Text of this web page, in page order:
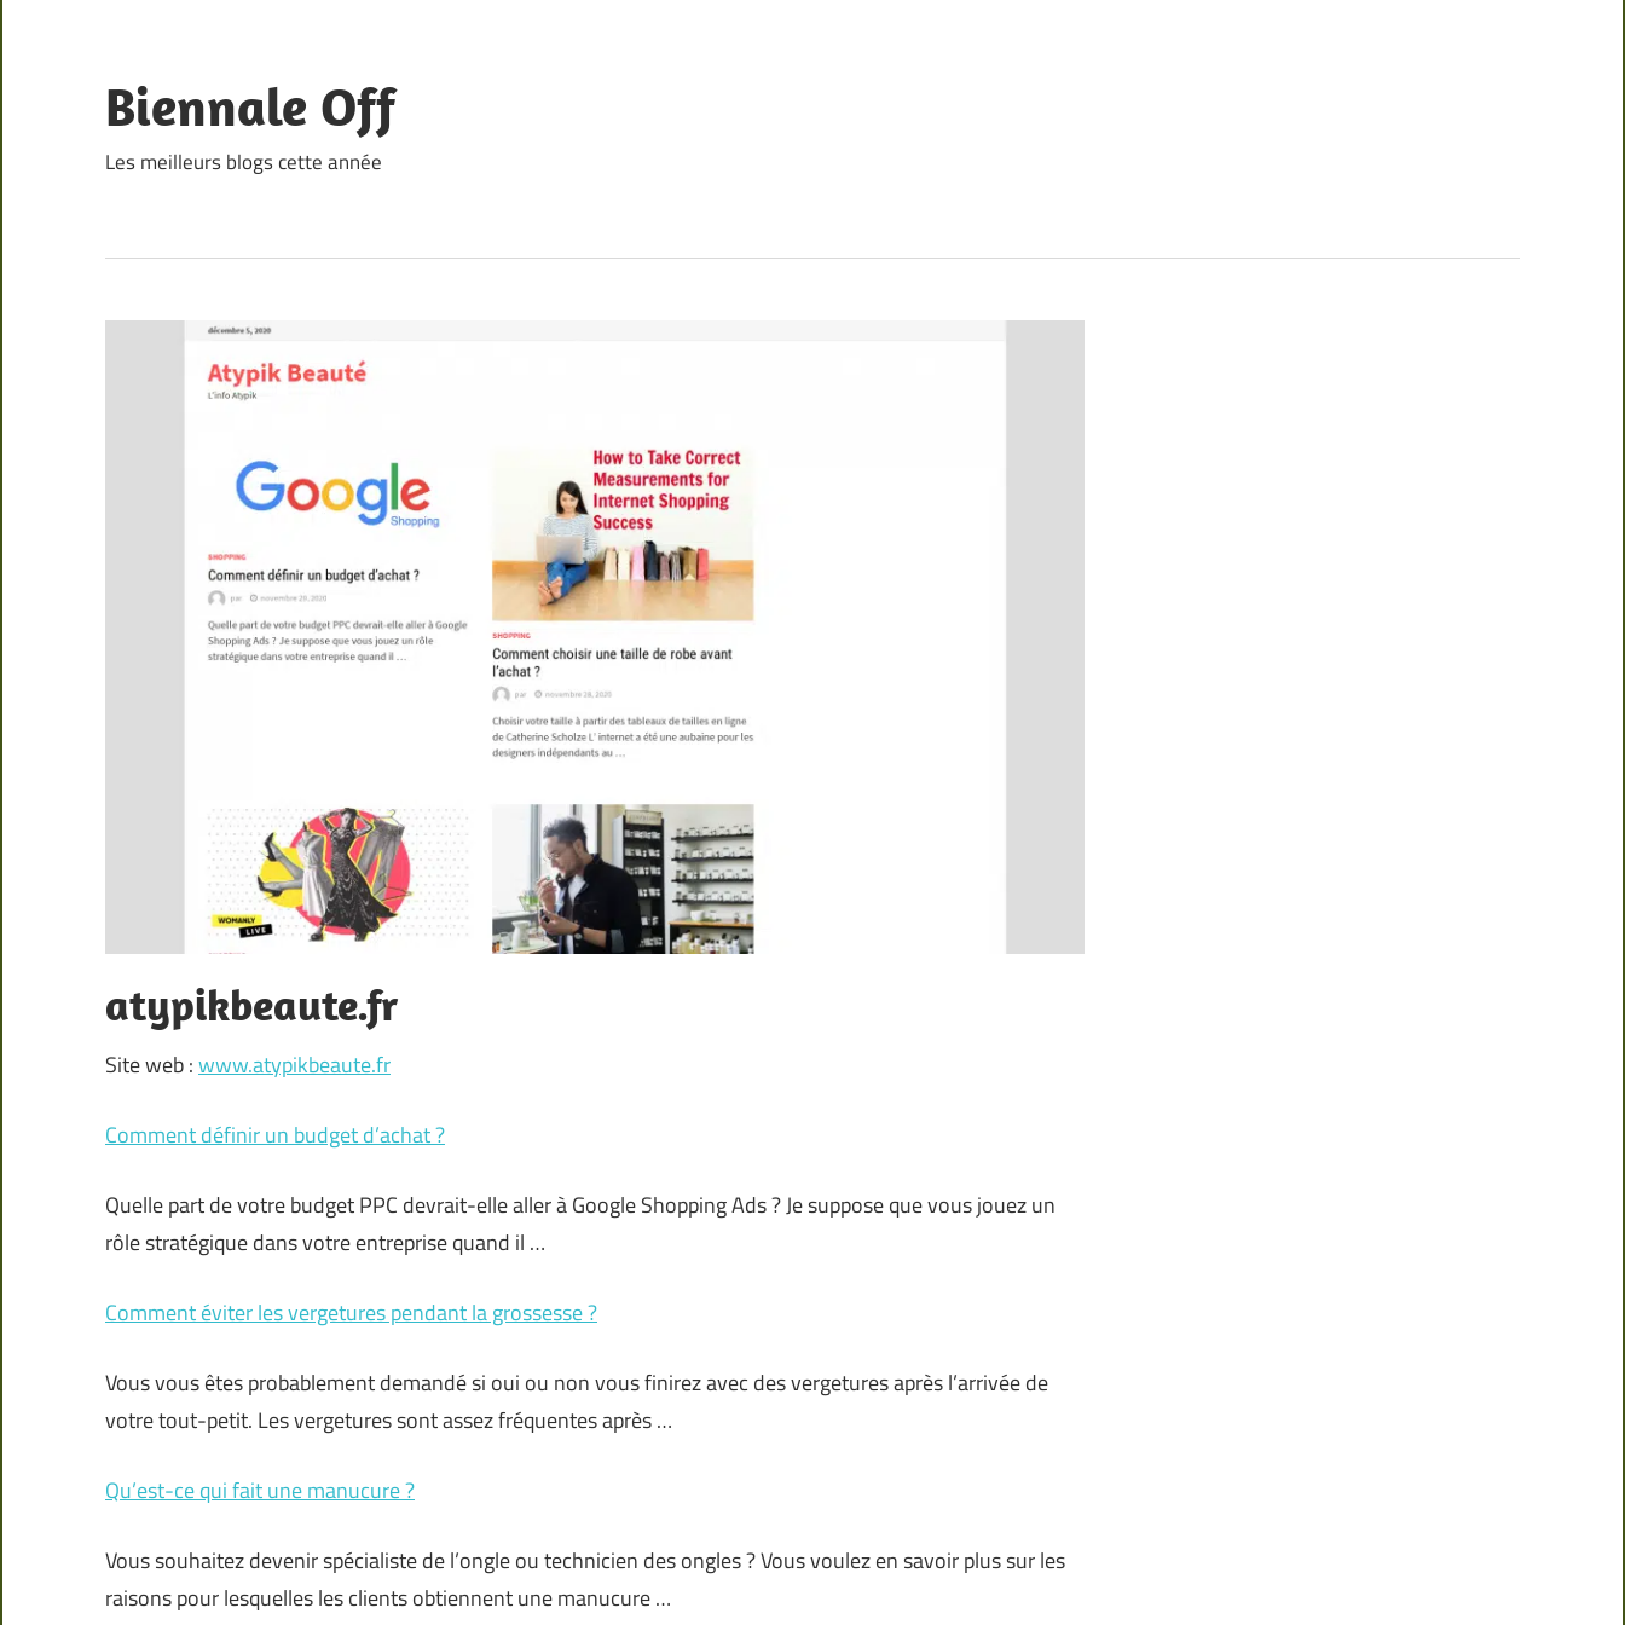
content
Biennale Off
Les meilleurs blogs cette année
atypikbeaute.fr
Site web :www.atypikbeaute.fr
Comment définir un budget d’achat ?
Quelle part de votre budget PPC devrait-elle aller à Google Shopping Ads ? Je suppose que vous jouez un
rôle stratégique dans votre entreprise quand il …
Comment éviter les vergetures pendant la grossesse ?
Vous vous êtes probablement demandé si oui ou non vous finirez avec des vergetures après l’arrivée de
votre tout-petit. Les vergetures sont assez fréquentes après …
Qu’est-ce qui fait une manucure ?
Vous souhaitez devenir spécialiste de l’ongle ou technicien des ongles ? Vous voulez en savoir plus sur les
raisons pour lesquelles les clients obtiennent une manucure …